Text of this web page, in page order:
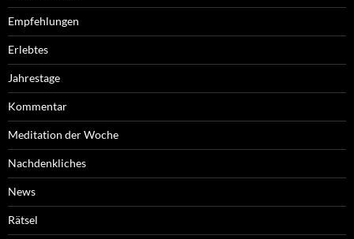
Empfehlungen
Erlebtes
Jahrestage
Kommentar
Meditation der Woche
Nachdenkliches
News
Rätsel